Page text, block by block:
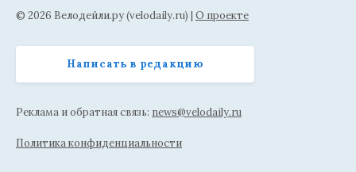
© 2026 Велодейли.ру (velodaily.ru) | О проекте
Написать в редакцию
Реклама и обратная связь: news@velodaily.ru
Политика конфиденциальности